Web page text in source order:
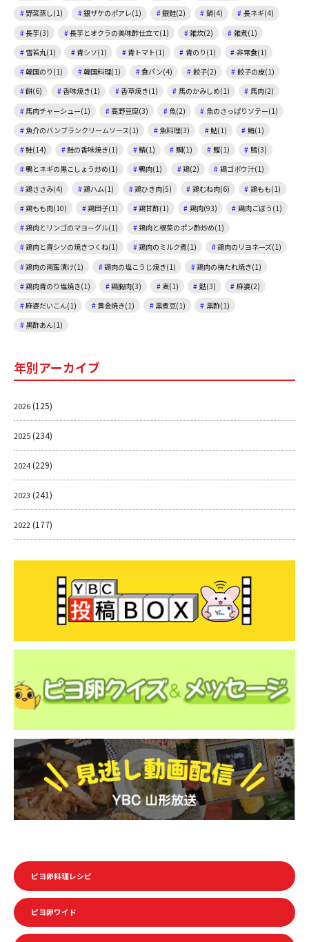
野菜蒸し(1)
銀ザケのポアレ(1) 銀鮭(2) 鍋(4)
長ネギ(4)
長芋(3)
長芋とオクラの美味酢仕立て(1) 雑炊(2)
雑煮(1)
雪若丸(1)
青シソ(1) 青トマト(1) 青のり(1)
非常食(1)
韓国のり(1)
韓国料理(1) 食パン(4) 餃子(2)
餃子の皮(1)
餅(6)
香味焼き(1) 香草焼き(1) 馬のかみしめ(1)
馬肉(2)
馬肉チャーシュー(1)
高野豆腐(3) 魚(2)
魚のさっぱりソテー(1)
魚介のバンブランクリームソース(1)
魚料理(3) 鮎(1)
鮪(1)
鮭(14)
鮭の香味焼き(1) 鯖(1) 鯛(1) 鰹(1)
鱈(3)
鴨とネギの黒こしょう炒め(1)
鴨肉(1) 鶏(2)
鶏ゴボウ汁(1)
鶏ささみ(4)
鶏ハム(1) 鶏ひき肉(5) 鶏むね肉(6)
鶏もも(1)
鶏もも肉(10)
鶏団子(1) 鶏甘酢(1) 鶏肉(93)
鶏肉ごぼう(1)
鶏肉とリンゴのマヨーグル(1)
鶏肉と根菜のポン酢炒め(1)
鶏肉と青シソの焼きつくね(1)
鶏肉のミルク煮(1)
鶏肉のリヨネーズ(1)
鶏肉の南蛮漬け(1)
鶏肉の塩こうじ焼き(1)
鶏肉の梅たれ焼き(1)
鶏肉青のり塩焼き(1)
鶏胸肉(3) 麦(1) 麩(3)
麻婆(2)
麻婆だいこん(1)
黄金焼き(1) 黒煮豆(1)
黒酢(1)
黒酢あん(1)
年別アーカイブ
2026(125)
2025(234)
2024(229)
2023 (241)
2022(177)
ピヨ卵料理レシピ
ピヨ卵ワイド